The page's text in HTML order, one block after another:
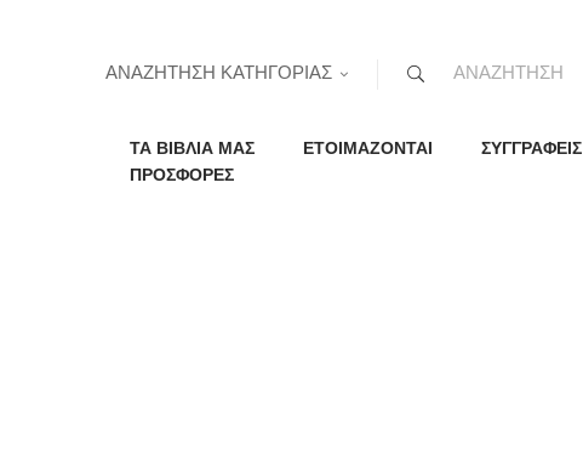
ΑΝΑΖΗΤΗΣΗ ΚΑΤΗΓΟΡΙΑΣ
ΤΑ ΒΙΒΛΙΑ ΜΑΣ ΕΤΟΙΜΑΖΟΝΤΑΙ ΣΥΓΓΡΑΦΕΙΣ
ΠΡΟΣΦΟΡΕΣ